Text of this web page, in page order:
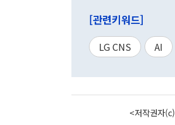
[관련키워드]
LG CNS AI
<저작권자